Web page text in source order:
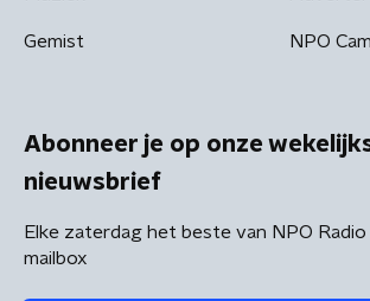
Gemist NPO
Abonneer je op onze
nieuwsbrief
Elke zaterdag het beste van NPO Radio
mailbox